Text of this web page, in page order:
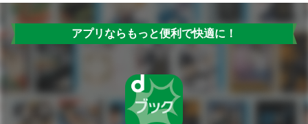
アプリならもっと便利で快適に！